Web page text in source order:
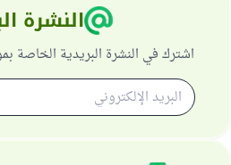
النشرة
اشترك في النشرة البريدية الخاصة